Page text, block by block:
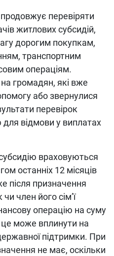
перевіряти
житлових субсидій,
дорогим покупкам,
транспортним
операціям.
громадян, які вже
або звернулися
перевірок
відмови у виплатах
враховуються
останніх 12 місяців
після призначення
член його сім’ї
операцію на суму
може вплинути на
підтримки. При
не має, оскільки